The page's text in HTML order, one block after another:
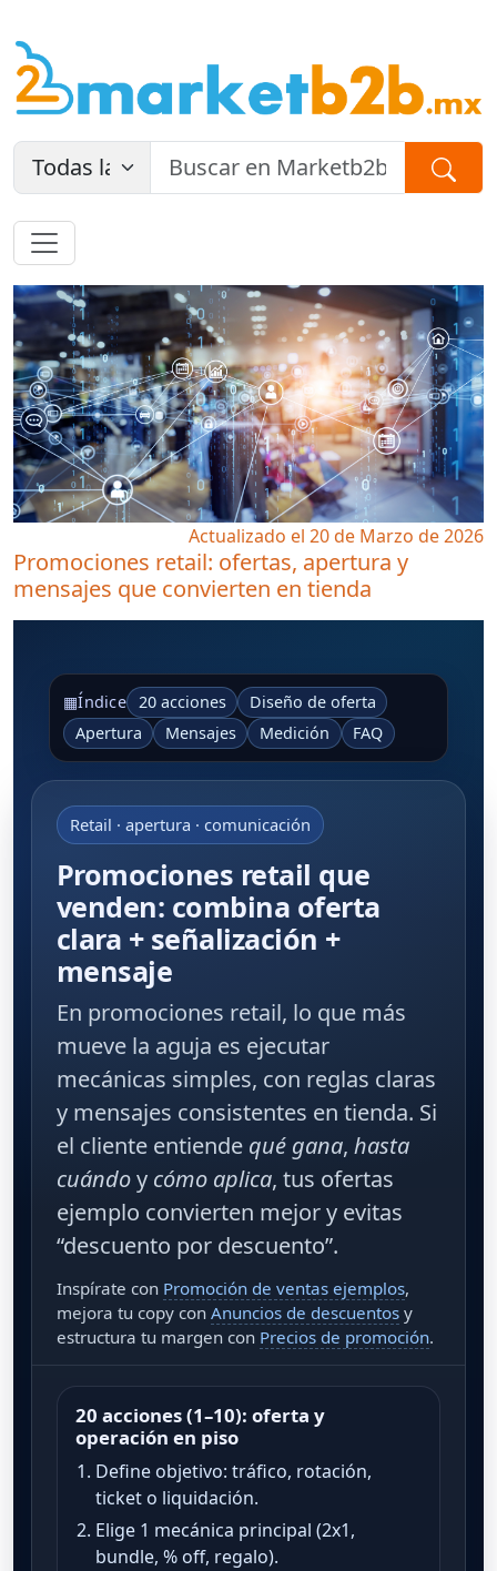
Actualizado el 20 de Marzo de 2026
Promociones retail: ofertas, apertura y
mensajes que convierten en tienda
▦Índice 20 acciones
Diseño de oferta
Apertura
Mensajes Medición FAQ
Retail · apertura · comunicación
Promociones retail que
venden: combina oferta
clara + señalización +
mensaje
En promociones retail, lo que más
mueve la aguja es ejecutar
mecánicas simples, con reglas claras
y mensajes consistentes en tienda. Si
el cliente entiende qué gana, hasta
cuándoy cómo aplica, tus ofertas
ejemplo convierten mejor y evitas
“descuento por descuento”.
Inspírate con Promoción de ventas ejemplos,
mejora tu copy con Anuncios de descuentos y
estructura tu margen con Precios de promoción.
20 acciones (1–10): oferta y
operación en piso
Define objetivo: tráfico, rotación,
ticket o liquidación.
Elige 1 mecánica principal (2x1,
bundle, % off, regalo).